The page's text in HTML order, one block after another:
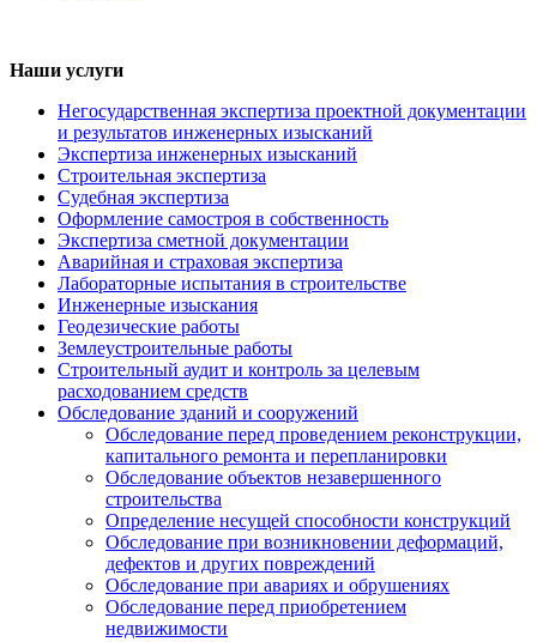
Наши услуги
Негосударственная экспертиза проектной документации
и результатов инженерных изысканий
Экспертиза инженерных изысканий
Строительная экспертиза
Судебная экспертиза
Оформление самостроя в собственность
Экспертиза сметной документации
Аварийная и страховая экспертиза
Лабораторные испытания в строительстве
Инженерные изыскания
Геодезические работы
Землеустроительные работы
Строительный аудит и контроль за целевым
расходованием средств
Обследование зданий и сооружений
Обследование перед проведением реконструкции,
капитального ремонта и перепланировки
Обследование объектов незавершенного
строительства
Определение несущей способности конструкций
Обследование при возникновении деформаций,
дефектов и других повреждений
Обследование при авариях и обрушениях
Обследование перед приобретением
недвижимости